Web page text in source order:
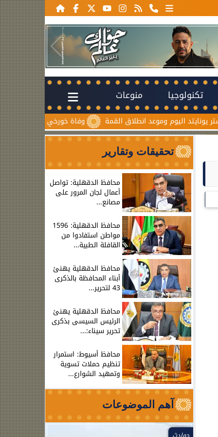
تكنولوجيا منوعات
وفاة خورخي ميسي والد نجم الأرجنتين وموعد انطلاق القمة
تحقيقات وتقارير
محافظ الدقهلية: تواصل
أعمال لجان المرور على
مصانع...
محافظ الدقهلية: 1596
مواطن استفادوا من
القافلة الطبية...
محافظ الدقهلية يهنئ
أبناء المحافظة بالذكرى
43 لتحرير...
محافظ الدقهلية يهنئ
الرئيس السيسى بذكرى
تحرير سيناء:...
محافظ أسيوط: استمرار
تنظيم حملات تسوية
وتمهيد الشوارع...
آهم الموضوعات